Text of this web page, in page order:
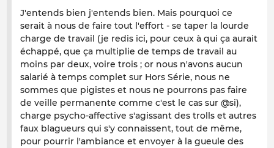
J'entends bien j'entends bien. Mais pourquoi ce
serait à nous de faire tout l'effort - se taper la lourde
charge de travail (je redis ici, pour ceux à qui ça aurait
échappé, que ça multiplie de temps de travail au
moins par deux, voire trois ; or nous n'avons aucun
salarié à temps complet sur Hors Série, nous ne
sommes que pigistes et nous ne pourrons pas faire
de veille permanente comme c'est le cas sur @si),
charge psycho-affective s'agissant des trolls et autres
faux blagueurs qui s'y connaissent, tout de même,
pour pourrir l'ambiance et envoyer à la gueule des